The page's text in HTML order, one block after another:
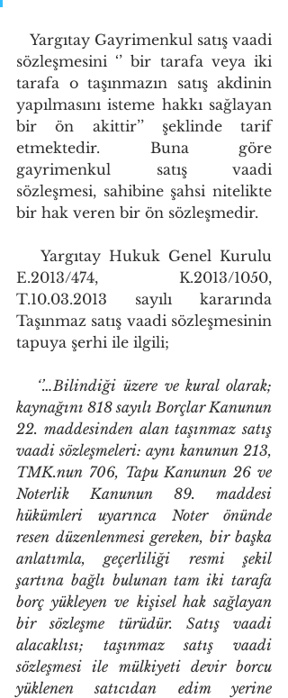
sözleşmesini ‘’ bir tarafa veya iki
tarafa o taşınmazın satış akdinin
yapılmasını isteme hakkı sağlayan
bir ön akittir’’ şeklinde tarif
etmektedir. Buna göre
gayrimenkul satış vaadi
sözleşmesi, sahibine şahsi nitelikte
bir hak veren bir ön sözleşmedir.
E.2013/474, K.2013/1050,
T.10.03.2013 sayılı kararında
Taşınmaz satış vaadi sözleşmesinin
tapuya şerhi ile ilgili;
kaynağını 818 sayılı Borçlar Kanunun
22. maddesinden alan taşınmaz satış
vaadi sözleşmeleri: aynı kanunun 213,
TMK.nun 706, Tapu Kanunun 26 ve
Noterlik Kanunun 89. maddesi
hükümleri uyarınca Noter önünde
resen düzenlenmesi gereken, bir başka
anlatımla, geçerliliği resmi şekil
şartına bağlı bulunan tam iki tarafa
borç yükleyen ve kişisel hak sağlayan
bir sözleşme türüdür. Satış vaadi
alacaklısı; taşınmaz satış vaadi
sözleşmesi ile mülkiyeti devir borcu
yüklenen satıcıdan edim yerine